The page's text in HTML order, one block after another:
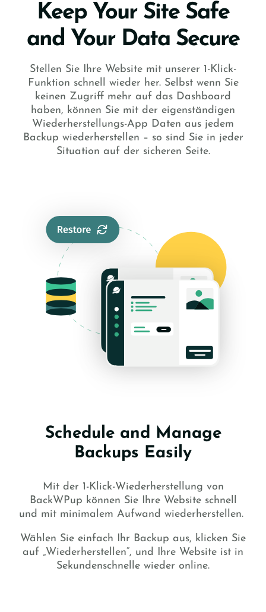
Keep Your Site Safe
and Your Data Secure
Stellen Sie Ihre Website mit unserer 1-Klick-
Funktion schnell wieder her. Selbst wenn Sie
keinen Zugriff mehr auf das Dashboard
haben, können Sie mit der eigenständigen
Wiederherstellungs-App Daten aus jedem
Backup wiederherstellen – so sind Sie in jeder
Situation auf der sicheren Seite.
Schedule and Manage
Backups Easily
Mit der 1-Klick-Wiederherstellung von
BackWPup können Sie Ihre Website schnell
und mit minimalem Aufwand wiederherstellen.
Wählen Sie einfach Ihr Backup aus, klicken Sie
auf „Wiederherstellen“, und Ihre Website ist in
Sekundenschnelle wieder online.